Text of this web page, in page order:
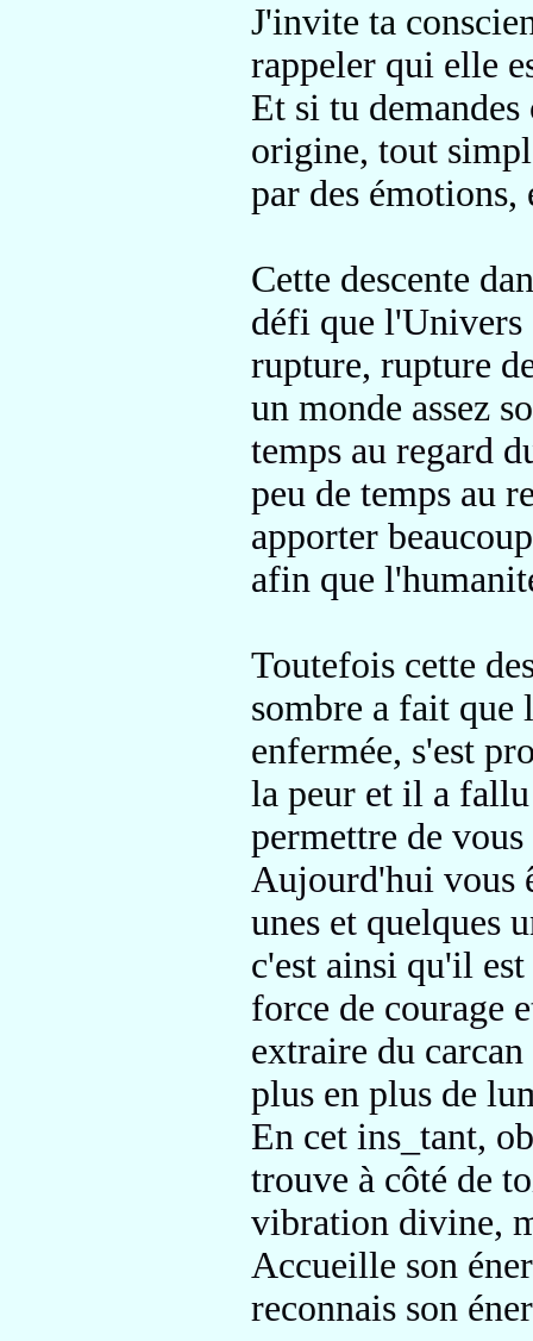
J'invite ta
rappeler qui elle
Et si tu
origine, tout
par des émotions,
Cette descente
défi que l'Univers
rupture, rupture
un monde assez
temps au regard
peu de temps au
apporter
afin que
Toutefois cette
sombre a fait que
enfermée, s'est
la peur et il a
permettre de
Aujourd'hui vous
unes et quelques
c'est ainsi qu'il
force de courage
extraire du
plus en plus de
En cet ins_tant,
trouve à côté de
vibration divine,
Accueille son
reconnais son